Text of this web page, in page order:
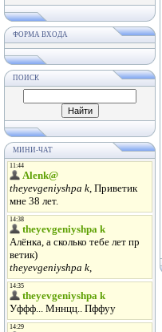
ФОРМА ВХОДА
ПОИСК
МИНИ-ЧАТ